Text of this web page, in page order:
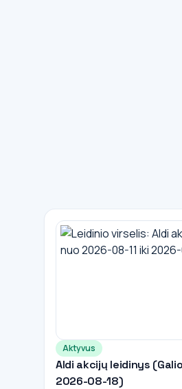
Aktyvus
Aldi akcijų leidinys
2026-08-18)